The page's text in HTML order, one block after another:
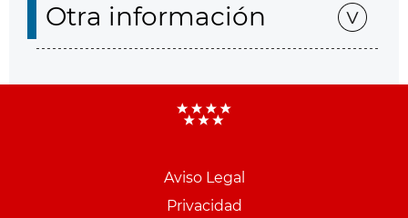
Otra información
Aviso Legal
Privacidad